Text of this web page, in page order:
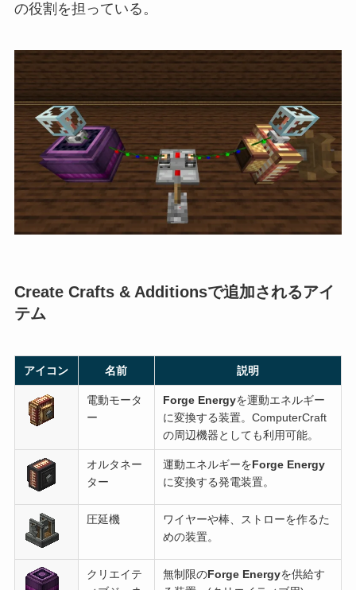
の役割を担っている。
Create Crafts & Additionsで追加されるアイ
テム
アイコン 名前 説明
電動モータ
ー
Forge Energyを運動エネルギー
に変換する装置。ComputerCraft
の周辺機器としても利用可能。
オルタネー
ター
運動エネルギーをForge Energy
に変換する発電装置。
圧延機
ワイヤーや棒、ストローを作るた
めの装置。
クリエイテ
無制限のForge Energyを供給す